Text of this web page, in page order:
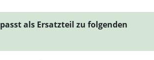
als Ersatzteil zu folgenden